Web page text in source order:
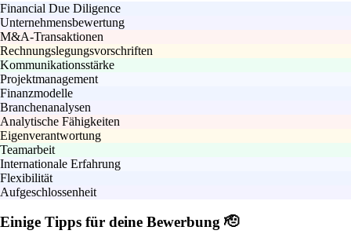
Financial Due Diligence
Unternehmensbewertung
M&A-Transaktionen
Rechnungslegungsvorschriften
Kommunikationsstärke
Projektmanagement
Finanzmodelle
Branchenanalysen
Analytische Fähigkeiten
Eigenverantwortung
Teamarbeit
Internationale Erfahrung
Flexibilität
Aufgeschlossenheit
Einige Tipps für deine Bewerbung 🫡